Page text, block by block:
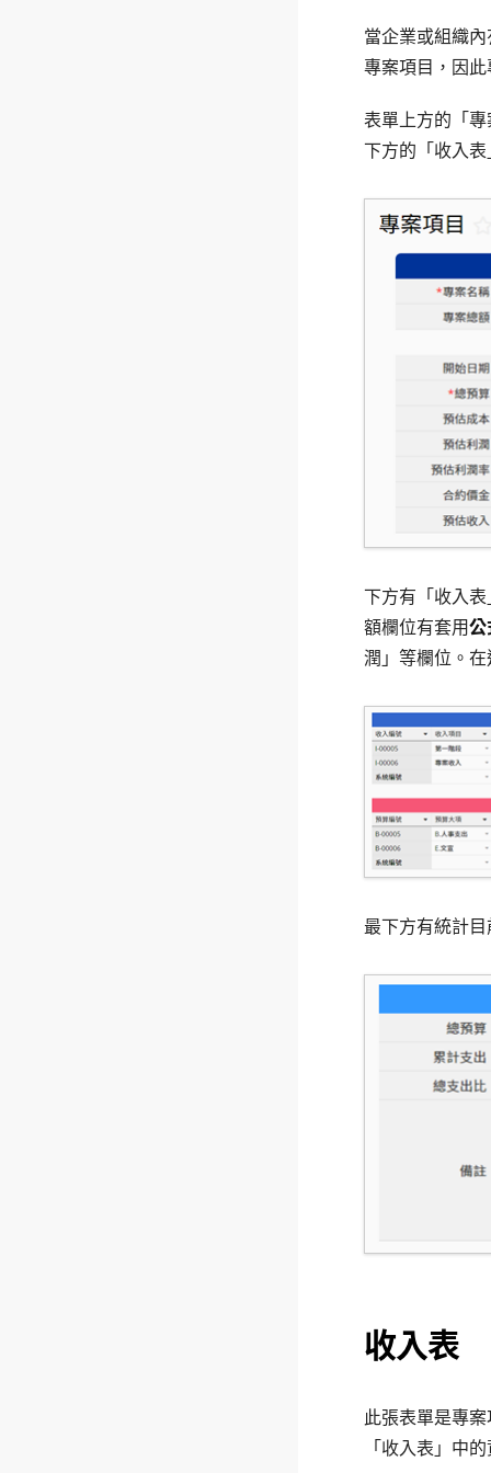
當企業或組織
專案項目，因
表單上方的「
下方的「收入
下方有「收入
額欄位有套用公
潤」等欄位。
最下方有統計
收入表
此張表單是專
「收入表」中